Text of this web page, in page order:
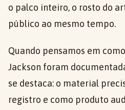
o palco inteiro, o rosto do
público ao mesmo tempo.
Quando pensamos em
Jackson foram
se destaca: o material
registro e como produto